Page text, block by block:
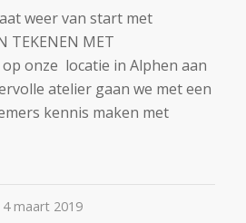
weer van start met
TEKENEN MET
op onze locatie in Alphen aan
atelier gaan we met een
kennis maken met
4 maart 2019